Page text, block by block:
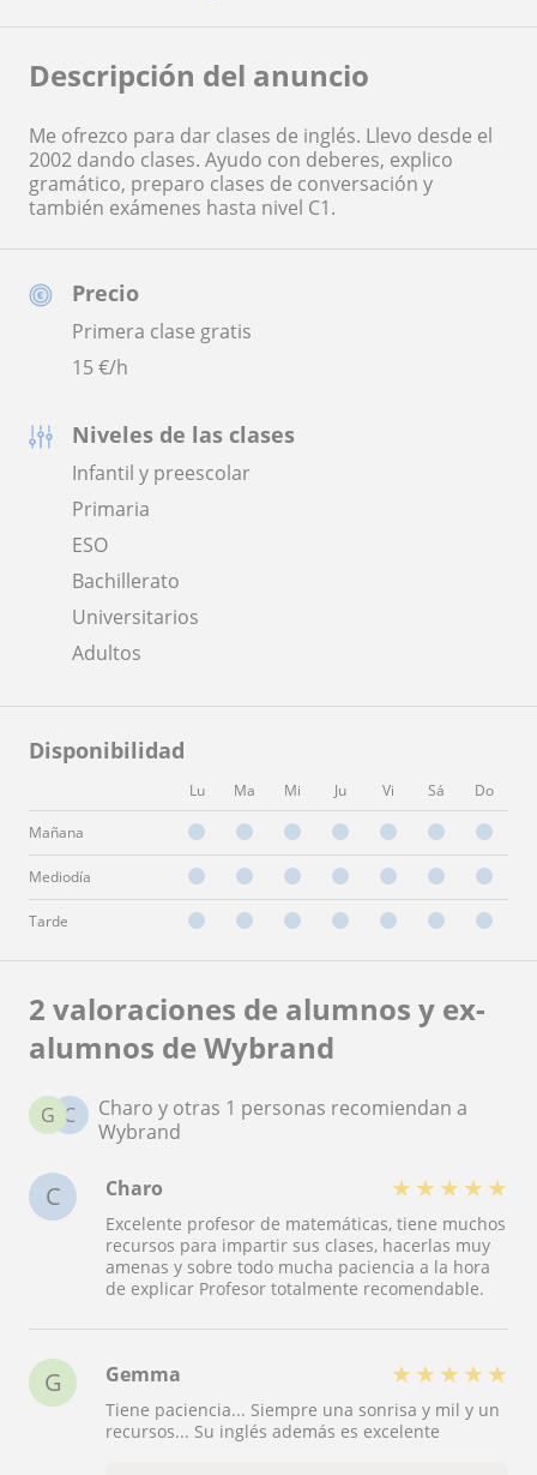
Precio
Primera clase gratis
15€/h
Niveles de las clases
Infantil y preescolar
Primaria
ESO
Bachillerato
Universitarios
Adultos
Disponibilidad
Lu Ma Mi Ju Vi Sá Do
Mañana
Mediodía
Tarde
Descripción del anuncio
Me ofrezco para dar clases de inglés. Llevo desde el
2002 dando clases. Ayudo con deberes, explico
gramático, preparo clases de conversación y
también exámenes hasta nivel C1.
2 valoraciones de alumnos y ex-
alumnos de Wybrand
C
G
Charo y otras 1 personas recomiendan a
Wybrand
C Charo ★ ★ ★ ★ ★
Excelente profesor de matemáticas, tiene muchos
recursos para impartir sus clases, hacerlas muy
amenas y sobre todo mucha paciencia a la hora
de explicar Profesor totalmente recomendable.
G Gemma ★ ★ ★ ★ ★
Tiene paciencia... Siempre una sonrisa y mil y un
recursos... Su inglés además es excelente